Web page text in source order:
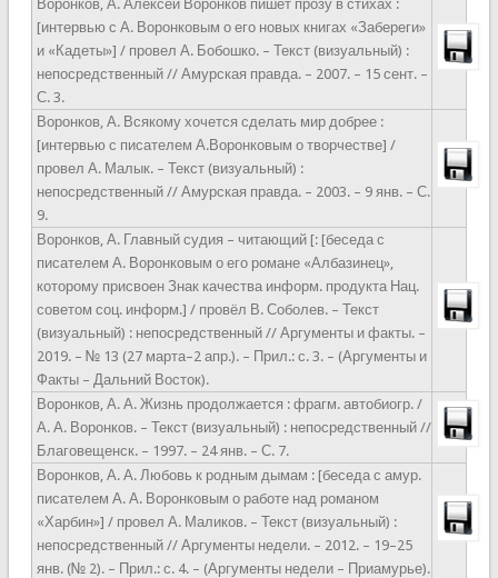
Воронков, А. Алексей Воронков пишет прозу в стихах :
[интервью с А. Воронковым о его новых книгах «Забереги»
и «Кадеты»] / провел А. Бобошко. – Текст (визуальный) :
непосредственный // Амурская правда. – 2007. – 15 сент. –
С. 3.
Воронков, А. Всякому хочется сделать мир добрее :
[интервью с писателем А.Воронковым о творчестве] /
провел А. Малык. – Текст (визуальный) :
непосредственный // Амурская правда. – 2003. – 9 янв. – С.
9.
Воронков, А. Главный судия – читающий [: [беседа с
писателем А. Воронковым о его романе «Албазинец»,
которому присвоен Знак качества информ. продукта Нац.
советом соц. информ.] / провёл В. Соболев. – Текст
(визуальный) : непосредственный // Аргументы и факты. –
2019. – № 13 (27 марта–2 апр.). – Прил.: с. 3. – (Аргументы и
Факты – Дальний Восток).
Воронков, А. А. Жизнь продолжается : фрагм. автобиогр. /
А. А. Воронков. – Текст (визуальный) : непосредственный //
Благовещенск. – 1997. – 24 янв. – С. 7.
Воронков, А. А. Любовь к родным дымам : [беседа с амур.
писателем А. А. Воронковым о работе над романом
«Харбин»] / провел А. Маликов. – Текст (визуальный) :
непосредственный // Аргументы недели. – 2012. – 19–25
янв. (№ 2). – Прил.: с. 4. – (Аргументы недели – Приамурье).